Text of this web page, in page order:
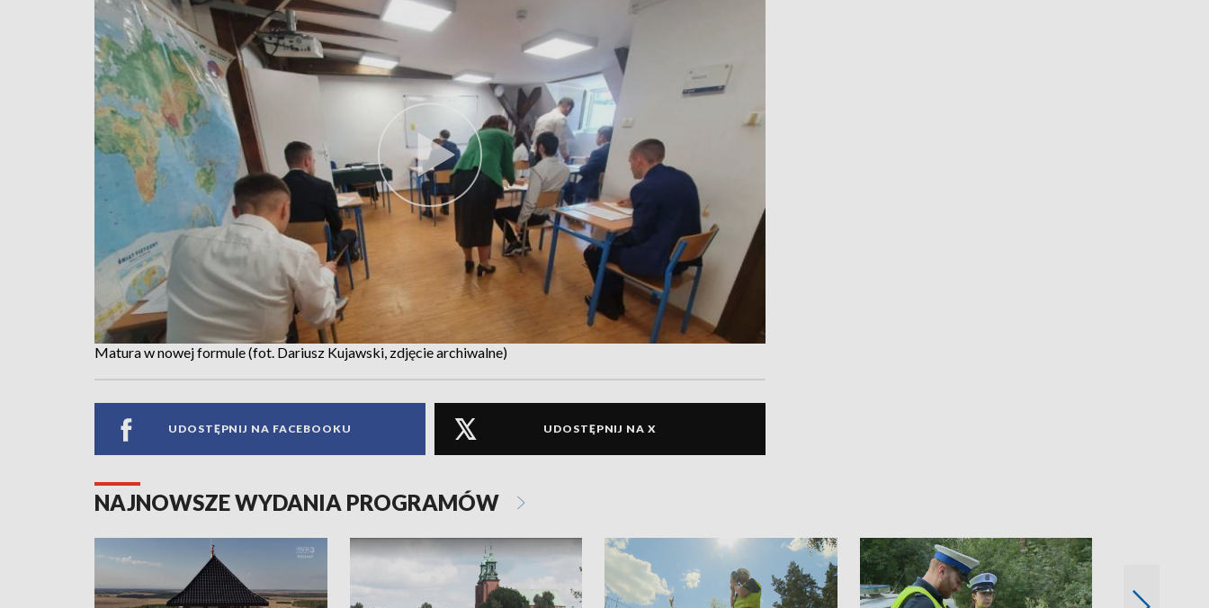
Matura w nowej formule (fot. Dariusz Kujawski, zdjęcie archiwalne)
UDOSTĘPNIJ NA FACEBOOKU UDOSTĘPNIJ NA X
NAJNOWSZE WYDANIA PROGRAMÓW